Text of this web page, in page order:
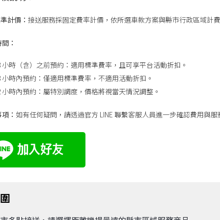
計價：接送服務採固定費率計價，依所選車款方案與縣市行政區域計費
：
小時（含）之前預約：適用標準費率，且可享平台活動折扣。
小時內預約：僅適用標準費率，不適用活動折扣。
小時內預約：屬特別調度，價格將視當天情況調整。
： 如有任何疑問，請透過官方 LINE 聯繫客服人員進一步確認費用與服